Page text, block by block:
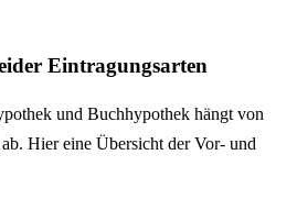
Eintragungsarten
und Buchhypothek hängt von
Hier eine Übersicht der Vor- und